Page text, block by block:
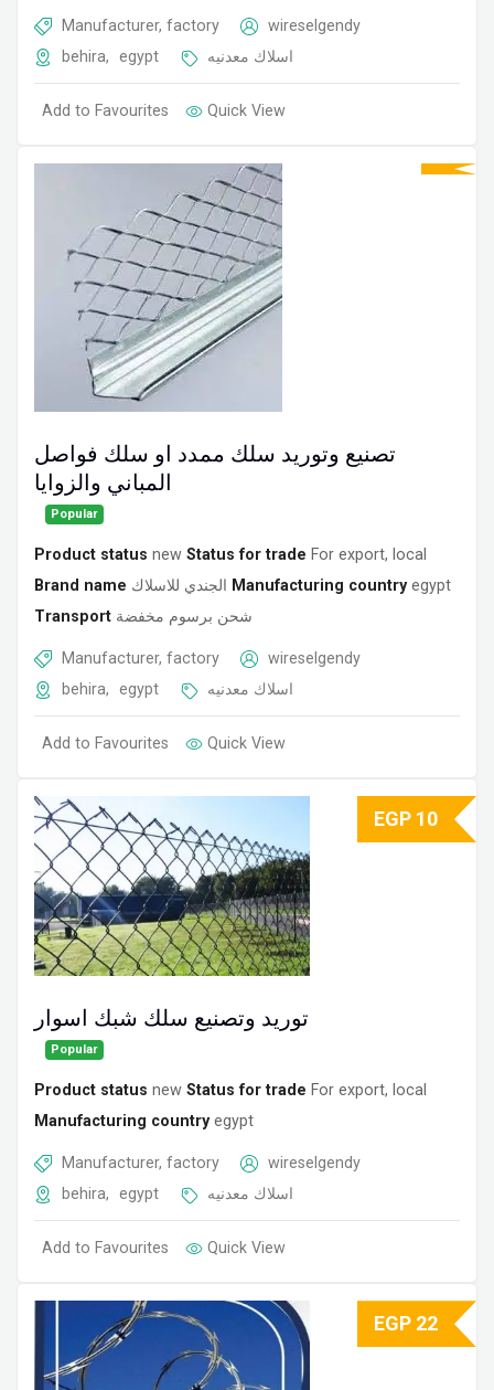
Manufacturer, factory
wireselgendy
behira, egypt اسلاك معدنيه
Add to Favourites Quick View
تصنيع وتوريد سلك ممدد او سلك فواصل
المباني والزوايا
Popular
Product status new Status for trade For export, local
Brand name الجندي للاسلاك Manufacturing country egypt
Transport شحن برسوم مخفضة
Manufacturer, factory
wireselgendy
behira, egypt اسلاك معدنيه
Add to Favourites Quick View
توريد وتصنيع سلك شبك اسوار
Popular
Product status new Status for trade For export, local
Manufacturing country egypt
Manufacturer, factory
wireselgendy
behira, egypt اسلاك معدنيه
Add to Favourites Quick View
EGP 10
EGP 22